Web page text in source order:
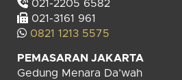
021-2205 6582
021-3161 961
0821 1213 5575
PEMASARAN JAKARTA
Gedung Menara Da’wah